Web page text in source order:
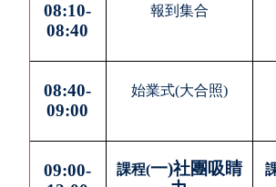
08:10-
08:40
報到集合
08:40-
09:00
始業式(大合照)
09:00-
課程(一)社團吸睛